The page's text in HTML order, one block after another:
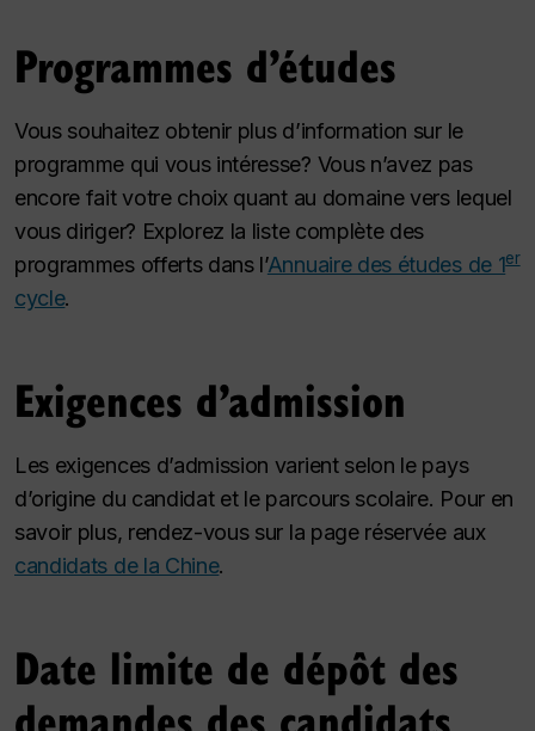
Programmes d’études
Vous souhaitez obtenir plus d’information sur le
programme qui vous intéresse? Vous n’avez pas
encore fait votre choix quant au domaine vers lequel
vous diriger? Explorez la liste complète des
programmes offerts dans l’Annuaire des études de 1er
cycle.
Exigences d’admission
Les exigences d’admission varient selon le pays
d’origine du candidat et le parcours scolaire. Pour en
savoir plus, rendez-vous sur la page réservée aux
candidats de la Chine.
Date limite de dépôt des